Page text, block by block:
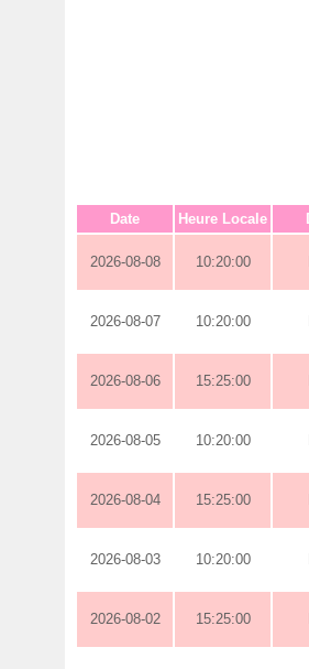
Date Heure Locale
2026-08-08 10:20:00
2026-08-07 10:20:00
2026-08-06 15:25:00
2026-08-05 10:20:00
2026-08-04 15:25:00
2026-08-03 10:20:00
2026-08-02 15:25:00